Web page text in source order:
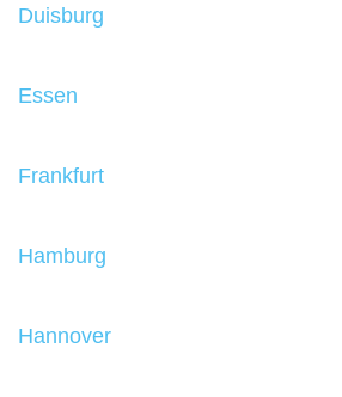
Duisburg
Essen
Frankfurt
Hamburg
Hannover